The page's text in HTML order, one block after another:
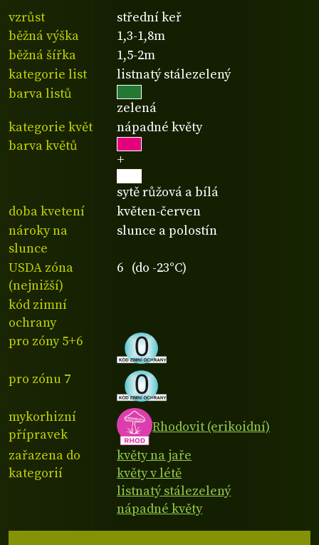
vzrůst
střední keř
běžná výška
1,3-1,8m
běžná šířka
1,5-2m
kategorie list
listnatý stálezelený
barva listů
zelená
kategorie květ
nápadné květy
barva květů
+
sytě růžová a bílá
doba kvetení
květen-červen
nároky na
slunce
slunce a polostín
USDA zóna
(nejnižší)
6 (do -23°C)
kód zimní
ochrany
pro zóny 5+6
pro zónu 7
mykorhizní
přípravek
Rhodovit (erikoidní)
zařazena do
kategorií
květy na jaře
květy v létě
listnatý stálezelený
nápadné květy